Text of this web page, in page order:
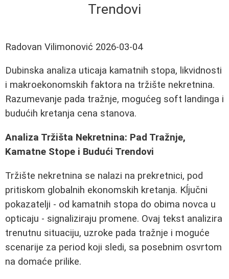
Trendovi
Radovan Vilimonović 2026-03-04
Dubinska analiza uticaja kamatnih stopa, likvidnosti
i makroekonomskih faktora na tržište nekretnina.
Razumevanje pada tražnje, mogućeg soft landinga i
budućih kretanja cena stanova.
Analiza Tržišta Nekretnina: Pad Tražnje,
Kamatne Stope i Budući Trendovi
Tržište nekretnina se nalazi na prekretnici, pod
pritiskom globalnih ekonomskih kretanja. Kĺjučni
pokazatelji - od kamatnih stopa do obima novca u
opticaju - signaliziraju promene. Ovaj tekst analizira
trenutnu situaciju, uzroke pada tražnje i moguće
scenarije za period koji sledi, sa posebnim osvrtom
na domaće prilike.